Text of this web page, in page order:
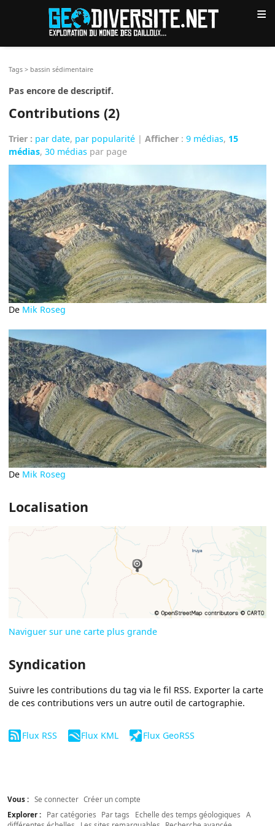
≡
Tags > bassin sédimentaire
Pas encore de descriptif.
Contributions (2)
Trier : par date, par popularité |Afficher :9 médias, 15
médias,30 médias par page
De Mik Roseg
De Mik Roseg
Localisation
Naviguer sur une carte plus grande
Syndication
Suivre les contributions du tag via le fil RSS. Exporter la carte
de ces contributions vers un autre outil de cartographie.
Flux RSS Flux KML Flux GeoRSS
Vous : Se connecter Créer un compte
Explorer :
Par catégories Par tags Echelle des temps géologiques
A